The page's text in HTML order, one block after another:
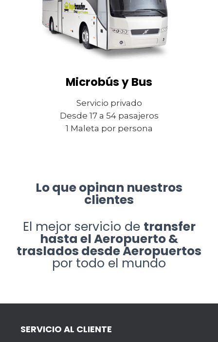
Microbús y Bus
Servicio privado
Desde 17 a 54 pasajeros
1 Maleta por persona
Lo que opinan nuestros
clientes
El mejor servicio de transfer
hasta el Aeropuerto &
traslados desde Aeropuertos
por todo el mundo
SERVICIO AL CLIENTE